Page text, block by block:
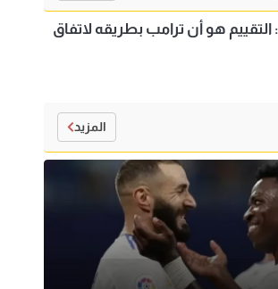
التقييم هو أن ترامب بطريقه لاتفاق
المزيد